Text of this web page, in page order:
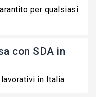
per qualsiasi
con SDA in
in Italia